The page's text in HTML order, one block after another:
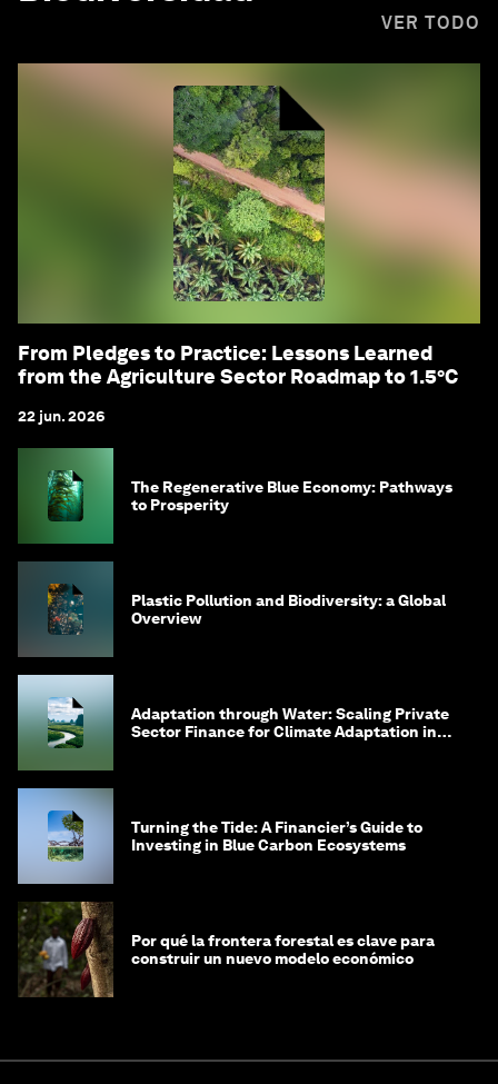
VER TODO
From Pledges to Practice: Lessons Learned
from the Agriculture Sector Roadmap to 1.5°C
22 jun. 2026
The Regenerative Blue Economy: Pathways
to Prosperity
Plastic Pollution and Biodiversity: a Global
Overview
Adaptation through Water: Scaling Private
Sector Finance for Climate Adaptation in
Turning the Tide: A Financier’s Guide to
Investing in Blue Carbon Ecosystems
Por qué la frontera forestal es clave para
construir un nuevo modelo económico